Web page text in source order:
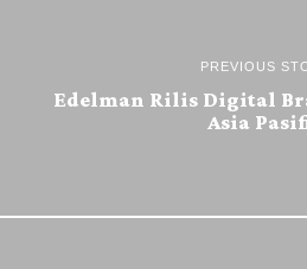
PREVIOUS
Edelman Rilis Digital
Asia